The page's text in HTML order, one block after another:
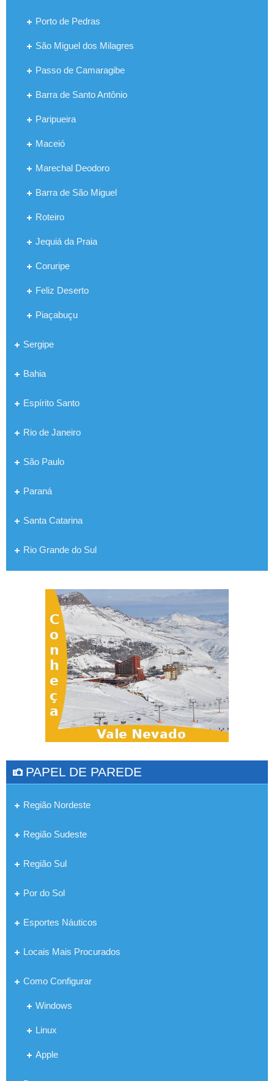
Porto de Pedras
São Miguel dos Milagres
Passo de Camaragibe
Barra de Santo Antônio
Paripueira
Maceió
Marechal Deodoro
Barra de São Miguel
Roteiro
Jequiá da Praia
Coruripe
Feliz Deserto
Piaçabuçu
Sergipe
Bahia
Espírito Santo
Rio de Janeiro
São Paulo
Paraná
Santa Catarina
Rio Grande do Sul
PAPEL DE PAREDE
Região Nordeste
Região Sudeste
Região Sul
Por do Sol
Esportes Náuticos
Locais Mais Procurados
Como Configurar
Windows
Linux
Apple